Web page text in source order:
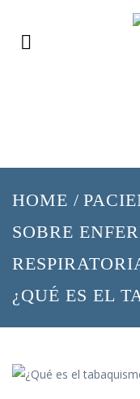
HOME /
SOBRE
¿QUÉ ES EL